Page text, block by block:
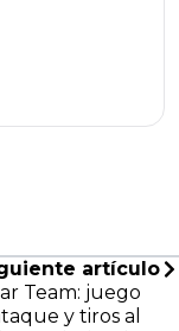
artículo
Team: juego
y tiros al